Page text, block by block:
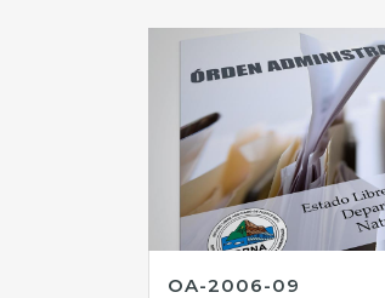
OA-2006-09